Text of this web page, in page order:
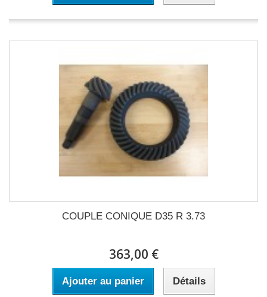
COUPLE CONIQUE D35 R 3.73
363,00 €
Ajouter au panier Détails